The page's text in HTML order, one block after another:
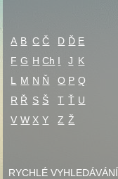
A B C Č D Ď E
F G H Ch I J K
L
M N Ň O P Q
R Ř S Š T Ť U
V W X Y Z Ž
RYCHLÉ VYHLEDÁVÁNÍ